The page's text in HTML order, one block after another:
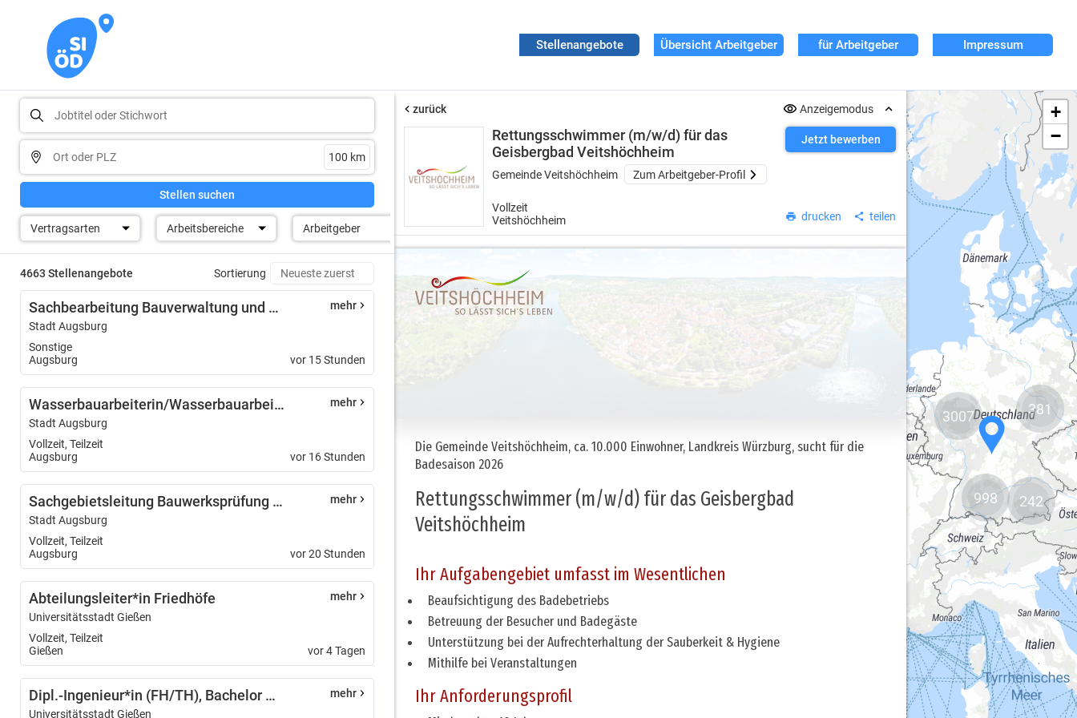
Stellenangebote Übersicht Arbeitgeber für Arbeitgeber Impressum
Stellen suchen
Vertragsarten Arbeitsbereiche Arbeitgeber
4663 Stellenangebote Sortierung
Sachbearbeitung Bauverwaltung und Wartungsmanagement (m/w/d)
Stadt Augsburg
Sonstige
Augsburg
mehr
vor 15 Stunden
Wasserbauarbeiterin/Wasserbauarbeiter (m/w/d)
Stadt Augsburg
Vollzeit, Teilzeit
Augsburg
mehr
vor 16 Stunden
Sachgebietsleitung Bauwerksprüfung (m/w/d)
Stadt Augsburg
Vollzeit, Teilzeit
Augsburg
mehr
vor 20 Stunden
Abteilungsleiter*in Friedhöfe
Universitätsstadt Gießen
Vollzeit, Teilzeit
Gießen
mehr
vor 4 Tagen
Dipl.-Ingenieur*in (FH/TH), Bachelor / Master der Fachrichtung Elektrotechnik
Universitätsstadt Gießen
mehr
zurück Anzeigemodus
Rettungsschwimmer (m/w/d) für das
Geisbergbad Veitshöchheim
Gemeinde Veitshöchheim Zum Arbeitgeber-Profil
Vollzeit
Veitshöchheim
Jetzt bewerben
drucken teilen
3007
998
381
242
+
−